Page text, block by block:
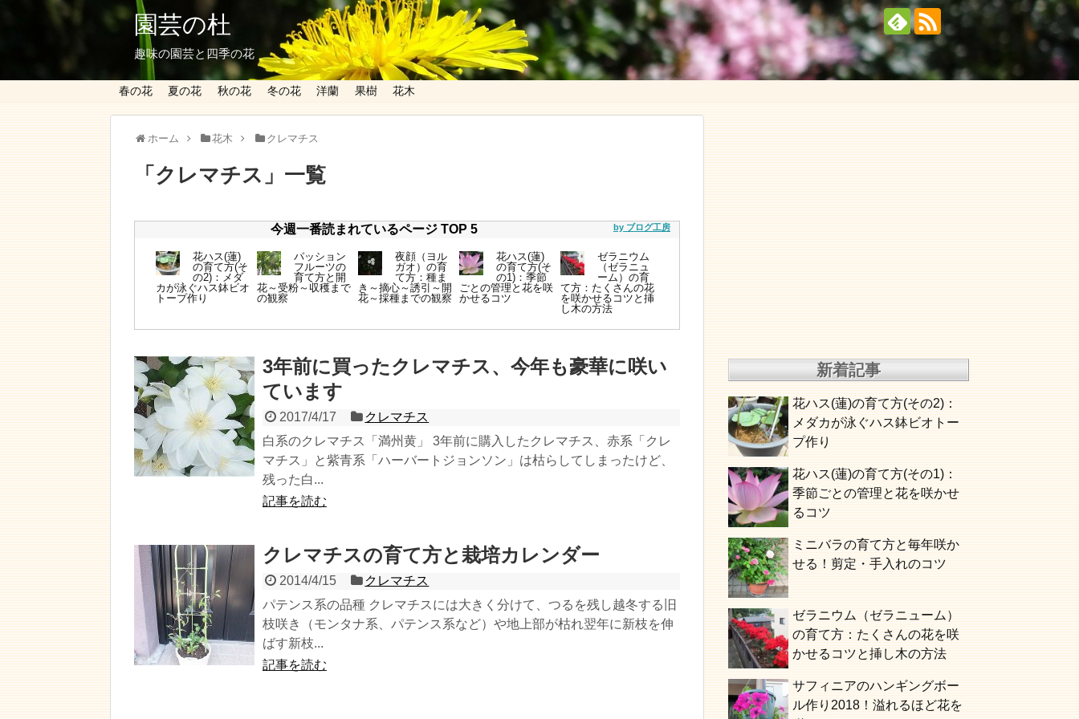
園芸の杜
趣味の園芸と四季の花
春の花 夏の花 秋の花 冬の花 洋蘭 果樹 花木
ホーム 花木 クレマチス
「 クレマチス 」 一覧
by ブログ工房
今週一番読まれているページ TOP 5
花ハス(蓮)
の育て方(そ
の2)：メダ
カが泳ぐハス鉢ビオ
トープ作り
パッション
フルーツの
育て方と開
花～受粉～収穫まで
の観察
夜顔（ヨル
ガオ）の育
て方：種ま
き～摘心～誘引～開
花～採種までの観察
花ハス(蓮)
の育て方(そ
の1)：季節
ごとの管理と花を咲
かせるコツ
ゼラニウム
（ゼラニュ
ーム）の育
て方：たくさんの花
を咲かせるコツと挿
し木の方法
3年前に買ったクレマチス、今年も豪華に咲い
ています
2017/4/17
クレマチス
白系のクレマチス「満州黄」 3年前に購入したクレマチス、赤系「クレ
マチス」と紫青系「ハーバートジョンソン」は枯らしてしまったけど、
残った白...
記事を読む
クレマチスの育て方と栽培カレンダー
2014/4/15
クレマチス
パテンス系の品種 クレマチスには大きく分けて、つるを残し越冬する旧
枝咲き（モンタナ系、パテンス系など）や地上部が枯れ翌年に新枝を伸
ばす新枝...
記事を読む
新着記事
花ハス(蓮)の育て方(その2)：
メダカが泳ぐハス鉢ビオトー
プ作り
花ハス(蓮)の育て方(その1)：
季節ごとの管理と花を咲かせ
るコツ
ミニバラの育て方と毎年咲か
せる！剪定・手入れのコツ
ゼラニウム（ゼラニューム）
の育て方：たくさんの花を咲
かせるコツと挿し木の方法
サフィニアのハンギングボー
ル作り2018！溢れるほど花を